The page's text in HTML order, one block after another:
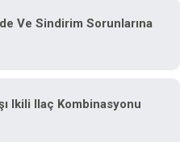
Ve Sindirim Sorunlarına
Ikili Ilaç Kombinasyonu